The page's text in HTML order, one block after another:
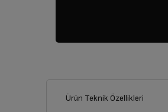
Ürün Teknik Özellikleri